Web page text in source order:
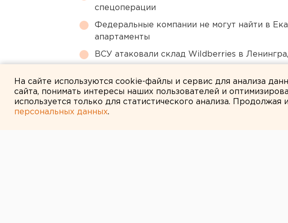
спецоперации
Федеральные компании не могут найти в
апартаменты
ВСУ атаковали склад Wildberries в
На сайте используются cookie-файлы и сервис для анализа
сайта, понимать интересы наших пользователей и
используется только для статистического анализа.
персональных данных.